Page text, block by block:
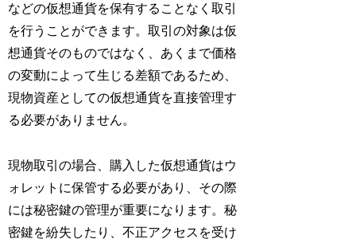
などの仮想通貨を保有することなく取引
を行うことができます。取引の対象は仮
想通貨そのものではなく、あくまで価格
の変動によって生じる差額であるため、
現物資産としての仮想通貨を直接管理す
る必要がありません。
現物取引の場合、購入した仮想通貨はウ
ォレットに保管する必要があり、その際
には秘密鍵の管理が重要になります。秘
密鍵を紛失したり、不正アクセスを受け